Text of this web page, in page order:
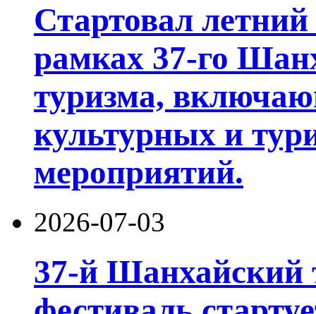
Стартовал
рамках 37-го
туризма,
культурных и
мероприятий.
2026-07-03
37-й Шанхайский